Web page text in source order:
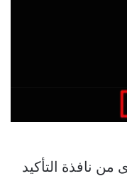
من نافذة التأكيد